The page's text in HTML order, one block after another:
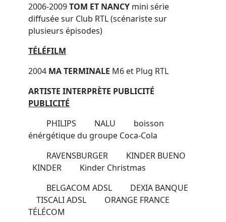
2006-2009TOM ET NANCY mini série
diffusée sur Club RTL (scénariste sur
plusieurs épisodes)
TÉLÉFILM
2004 MA TERMINALE M6 et Plug RTL
ARTISTE INTERPRÈTE PUBLICITÉ
PUBLICITÉ
PHILIPS NALU boisson
énérgétique du groupe Coca-Cola
RAVENSBURGER KINDER BUENO
KINDER Kinder Christmas
BELGACOM ADSL DEXIA BANQUE
TISCALI ADSL ORANGE FRANCE
TÉLÉCOM